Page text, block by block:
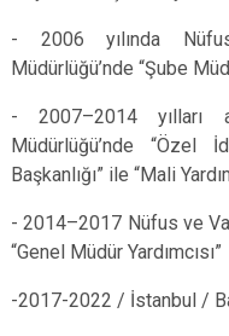
- 2006 yılında
Müdürlüğü’nde “Şube
- 2007–2014 yılları
Müdürlüğü’nde
Başkanlığı” ile “Mali
- 2014–2017 Nüfus ve
“Genel Müdür Yardımcısı”
-2017-2022 / İstanbul /